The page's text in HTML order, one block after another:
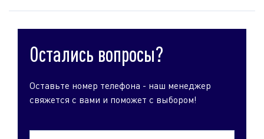
Остались вопросы?
Оставьте номер телефона - наш менеджер
свяжется с вами и поможет с выбором!